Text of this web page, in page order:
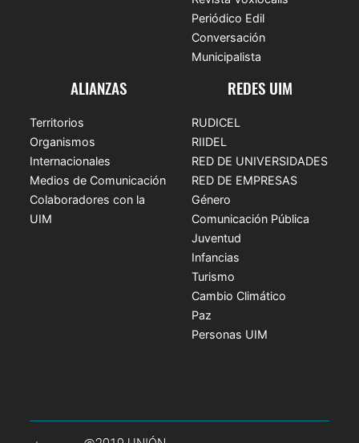
Periódico Edil
Conversación
Municipalista
ALIANZAS
Territorios
Organismos
Internacionales
Medios de Comunicación
Colaboradores con la
UIM
REDES UIM
RUDICEL
RIIDEL
RED DE UNIVERSIDADES
RED DE EMPRESAS
Género
Comunicación Pública
Juventud
Infancias
Turismo
Cambio Climático
Paz
Personas UIM